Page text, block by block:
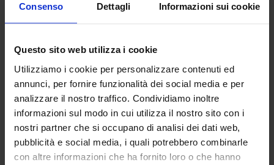
Consenso Dettagli Informazioni sui cookie
Questo sito web utilizza i cookie
Utilizziamo i cookie per personalizzare contenuti ed
annunci, per fornire funzionalità dei social media e per
analizzare il nostro traffico. Condividiamo inoltre
informazioni sul modo in cui utilizza il nostro sito con i
nostri partner che si occupano di analisi dei dati web,
pubblicità e social media, i quali potrebbero combinarle
con altre informazioni che ha fornito loro o che hanno
Barrotti in acciaio scheda tecnica
Richiedi informazioni